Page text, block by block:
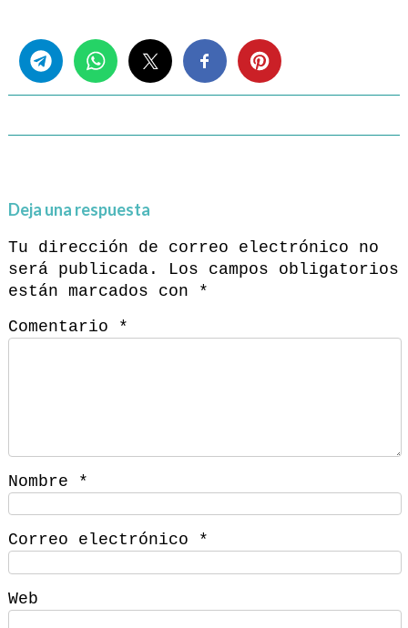
Deja una respuesta
Tu dirección de correo electrónico no
será publicada.
Los campos obligatorios
están marcados con
*
Comentario
*
Nombre *
Correo electrónico *
Web